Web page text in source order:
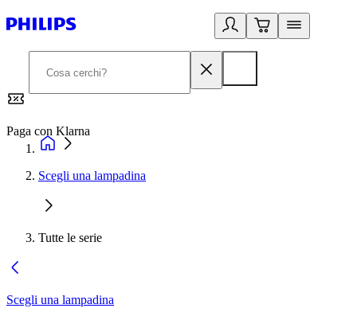
Paga con Klarna
Scegli una lampadina
Tutte le serie
Scegli una lampadina